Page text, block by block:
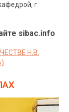
г.
sibac.info
Н.В.